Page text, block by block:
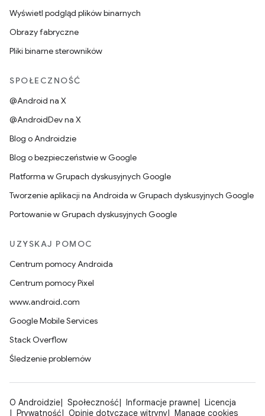
Wyświetl podgląd plików binarnych
Obrazy fabryczne
Pliki binarne sterowników
SPOŁECZNOŚĆ
@Android na X
@AndroidDev na X
Blog o Androidzie
Blog o bezpieczeństwie w Google
Platforma w Grupach dyskusyjnych Google
Tworzenie aplikacji na Androida w Grupach dyskusyjnych Google
Portowanie w Grupach dyskusyjnych Google
UZYSKAJ POMOC
Centrum pomocy Androida
Centrum pomocy Pixel
www.android.com
Google Mobile Services
Stack Overflow
Śledzenie problemów
O Androidzie Społeczność Informacje prawne
Licencja
Prywatność
Opinie dotyczące witryny Manage cookies